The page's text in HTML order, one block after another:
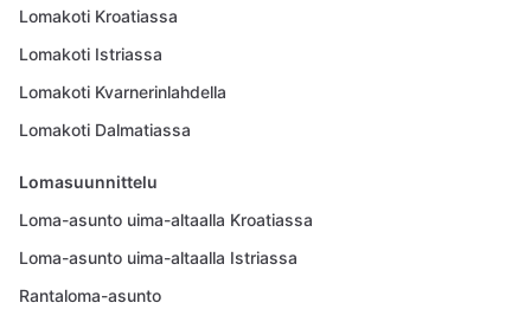
Lomakoti Kroatiassa
Lomakoti Istriassa
Lomakoti Kvarnerinlahdella
Lomakoti Dalmatiassa
Lomasuunnittelu
Loma-asunto uima-altaalla Kroatiassa
Loma-asunto uima-altaalla Istriassa
Rantaloma-asunto